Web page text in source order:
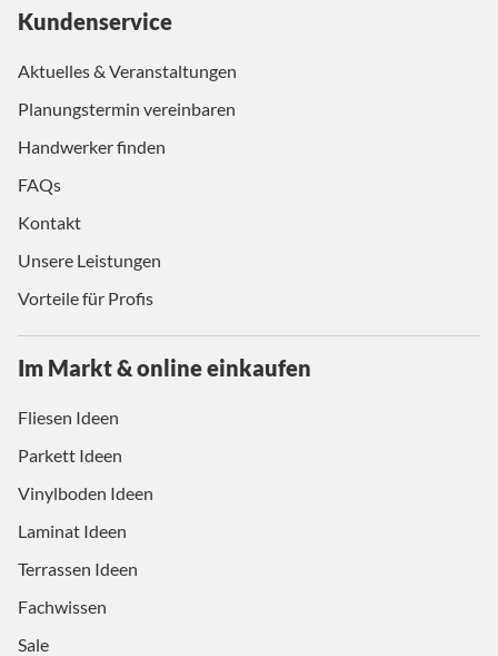
Kundenservice
Aktuelles & Veranstaltungen
Planungstermin vereinbaren
Handwerker finden
FAQs
Kontakt
Unsere Leistungen
Vorteile für Profis
Im Markt & online einkaufen
Fliesen Ideen
Parkett Ideen
Vinylboden Ideen
Laminat Ideen
Terrassen Ideen
Fachwissen
Sale